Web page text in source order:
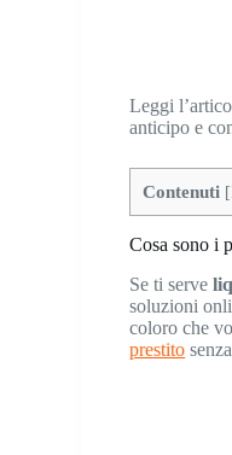
Leggi
anticipo e
Contenuti [
Cosa sono i
Se ti serve
soluzioni
coloro che
prestito